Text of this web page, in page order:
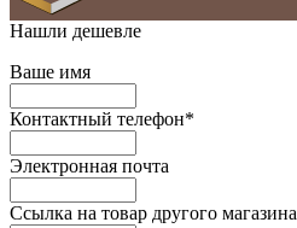
Нашли дешевле
Ваше имя
Контактный телефон*
Электронная почта
Ссылка на товар другого магазина